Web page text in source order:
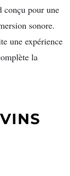
conçu pour une
sonore.
une expérience
la